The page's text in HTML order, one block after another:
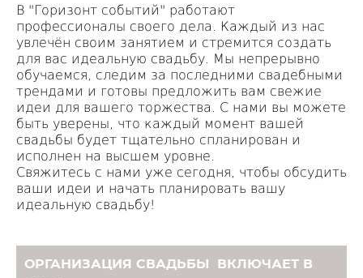
В "Горизонт событий" работают
профессионалы своего дела. Каждый из нас
увлечён своим занятием и стремится создать
для вас идеальную свадьбу. Мы непрерывно
обучаемся, следим за последними свадебными
трендами и готовы предложить вам свежие
идеи для вашего торжества. С нами вы можете
быть уверены, что каждый момент вашей
свадьбы будет тщательно спланирован и
исполнен на высшем уровне.
Свяжитесь с нами уже сегодня, чтобы обсудить
ваши идеи и начать планировать вашу
идеальную свадьбу!
ОРГАНИЗАЦИЯ СВАДЬБЫ ВКЛЮЧАЕТ В